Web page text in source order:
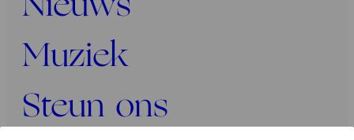
Nieuws
Muziek
Steun ons